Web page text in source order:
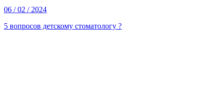
06 / 02 / 2024
5 вопросов детскому стоматологу ?